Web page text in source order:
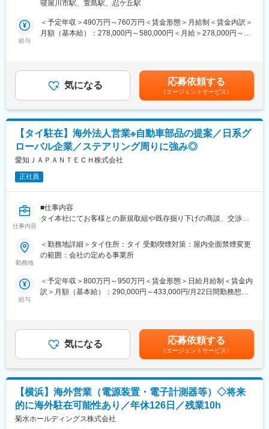
海外駐在後は、
・現地スタッフのマネジメント
・現地市場の開拓・戦略立案
●EMS事業：基幹事業であるEMSのさらなる成長を担う営業・
技術・生産管理メンバー
●エレクトロニクス事業：電子部品・電機メーカー向け材料の提
案営業
●ファクトリーソリューション事業：自動化設備、カスタム設
備、盤関連の引合対応
●コーティングテクノロジー事業：車用コーティング剤の海外販
促・展開
●Q&Mエナジー事業：太陽光パネル向けコーティング剤・洗浄
■主要取引先企業
・株式会社エディオン、カシオ計算機株式会社、京セラ株式会
株式会社シマノ、上新電機株式会社、株式会社ニトリ、日本電産
サンキョー株式会社、株式会社ビックカメラ 他約200社
おります。(駐在期間：3年～5年ほど)
※駐在希望の方については早期駐在の調整検討も可能です。
・営業：販社と共にマーケットへのアプローチ活動。拡販活動
・販社管理：販社の年次・四半期・月次財務報告書の作成。内容
を理解し業績確認・分析し必要なサポート実施。
ようにフォローする。
・定例会議実施：必要に応じて連結／単体のビジネスを持続的に
拡大できるように連携を取る。
・新規ビジネス：MTクラッチ取扱い以外にも新規補修部品ビジネ
スの創出。
・ご担当頂くエリアは、様々ですが、そのエリアでの興味関心を
持ち、エリア特性や必要となる知識を蓄積し、業務を円滑にまた
業績向上に向けて活動して頂きます。
■当社の特徴：
バータ(自動変速装置用製品)、その他、建設、産業機械用製品、二
輪車用クラッチなどを世界25ヶ国、45社で生産、販売をしており
・世界的な電動化への市場変化に対し、電動新製品の開発を積極
的に行っております。
変更の範囲：会社の定める業務
寝屋川市駅、萱島駅、忍ケ丘駅
給与
＜予定年収＞490万円～760万円＜賃金形態＞月給制＜賃金内訳＞
月額（基本給）：278,000円～580,000円＜月給＞278,000円～
（7月・12月）※過去実績：平均5.27ヶ月賃金はあくまでも目安の
金額であり、選考を通じて上下する可能性があります。月給(月額)
は固定手当を含めた表記です。
気になる 応募依頼する
（エージェントサービス）
【タイ駐在】海外法人営業※自動車部品の提案／日系グ
ローバル企業／ステアリング周りに強み◎
愛知ＪＡＰＡＮＴＥＣＨ株式会社
正社員
仕事内容
■仕事内容
タイ本社にてお客様との新規取組や既存掘り下げの商談、交渉等
る法人営業というイメージです。
・コスト、利益率等のバランスを加味した見積提出と価格交渉
・受注後の生産体制構築の段取り
自動車部品、特にステアリング周辺の部品を製造しております。
アルミダイカスト手法で製造しております。各自動車メーカー様
に納入しております。ステアリング部品は自動車メーカ様内では
重要保安部品に選定されており、非常に厳しい品質チェックを求
められます。そのため参入障壁が高く、当社の売上としては安定
しております。
統括部長：52歳
勤務地
＜勤務地詳細＞タイ住所：タイ 受動喫煙対策：屋内全面禁煙変更
の範囲：会社の定める事業所
給与
＜予定年収＞800万円～950万円＜賃金形態＞日給月給制＜賃金内
訳＞月額（基本給）：290,000円～433,000円/月22日間勤務想定
当を含む）＜昇給有無＞有＜残業手当＞有＜給与補足＞■上記年収
は現地手当を含みます。■昇給：年1回（4月）■賞与：年2回（7
月・12月）※会社業績に連動■固定残業については、現地駐在手当
に含まれます。 賃金はあくまでも目安の金額であり、選考を通じ
て上下する可能性があります。月給(月額)は固定手当を含めた表記
です。
気になる 応募依頼する
（エージェントサービス）
【横浜】海外営業（電源装置・電子計測器等）◇将来
的に海外駐在可能性あり／年休126日／残業10h
菊水ホールディングス株式会社